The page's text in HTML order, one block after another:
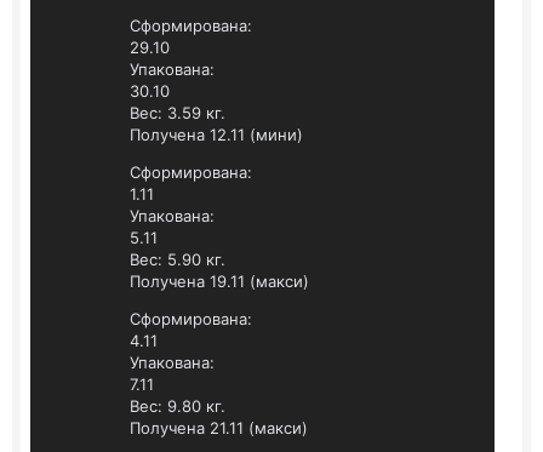
Сформирована:
29.10
Упакована:
30.10
Вес: 3.59 кг.
Получена 12.11 (мини)
Сформирована:
1.11
Упакована:
5.11
Вес: 5.90 кг.
Получена 19.11 (макси)
Сформирована:
4.11
Упакована:
7.11
Вес: 9.80 кг.
Получена 21.11 (макси)